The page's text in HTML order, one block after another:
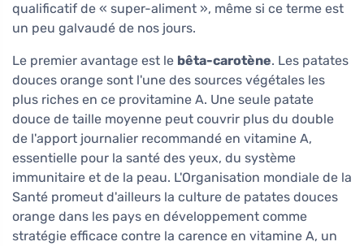
qualificatif de « super-aliment », même si ce terme est
un peu galvaudé de nos jours.
Le premier avantage est le bêta-carotène. Les patates
douces orange sont l'une des sources végétales les
plus riches en ce provitamine A. Une seule patate
douce de taille moyenne peut couvrir plus du double
de l'apport journalier recommandé en vitamine A,
essentielle pour la santé des yeux, du système
immunitaire et de la peau. L'Organisation mondiale de la
Santé promeut d'ailleurs la culture de patates douces
orange dans les pays en développement comme
stratégie efficace contre la carence en vitamine A, un